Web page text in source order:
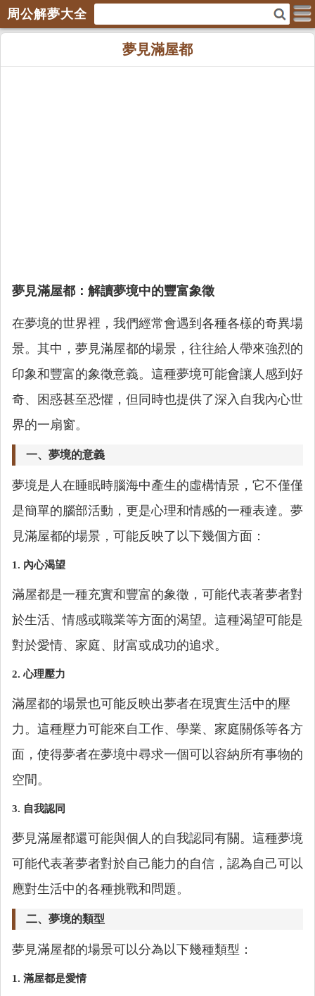
周公解夢大全
夢見滿屋都
夢見滿屋都：解讀夢境中的豐富象徵
在夢境的世界裡，我們經常會遇到各種各樣的奇異場
景。其中，夢見滿屋都的場景，往往給人帶來強烈的
印象和豐富的象徵意義。這種夢境可能會讓人感到好
奇、困惑甚至恐懼，但同時也提供了深入自我內心世
界的一扇窗。
一、夢境的意義
夢境是人在睡眠時腦海中產生的虛構情景，它不僅僅
是簡單的腦部活動，更是心理和情感的一種表達。夢
見滿屋都的場景，可能反映了以下幾個方面：
1. 內心渴望
滿屋都是一種充實和豐富的象徵，可能代表著夢者對
於生活、情感或職業等方面的渴望。這種渴望可能是
對於愛情、家庭、財富或成功的追求。
2.心理壓力
滿屋都的場景也可能反映出夢者在現實生活中的壓
力。這種壓力可能來自工作、學業、家庭關係等各方
面，使得夢者在夢境中尋求一個可以容納所有事物的
空間。
3. 自我認同
夢見滿屋都還可能與個人的自我認同有關。這種夢境
可能代表著夢者對於自己能力的自信，認為自己可以
應對生活中的各種挑戰和問題。
二、夢境的類型
夢見滿屋都的場景可以分為以下幾種類型：
1. 滿屋都是愛情